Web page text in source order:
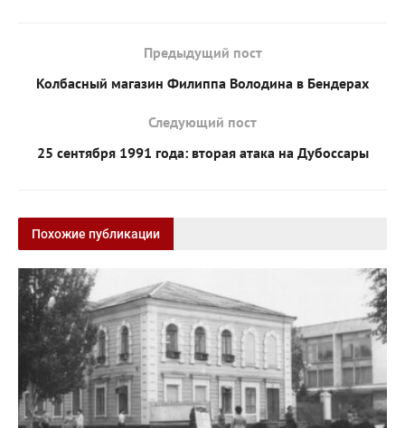
Предыдущий пост
Колбасный магазин Филиппа Володина в Бендерах
Следующий пост
25 сентября 1991 года: вторая атака на Дубоссары
Похожие публикации